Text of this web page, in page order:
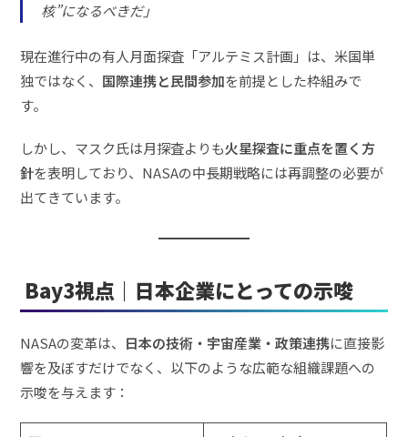
核”になるべきだ」
現在進行中の有人月面探査「アルテミス計画」は、米国単
独ではなく、 国際連携と民間参加を前提とした枠組みで
す。
しかし、マスク氏は月探査よりも火星探査に重点を置く方
針を表明しており、NASAの中長期戦略には再調整の必要が
出てきています。
Bay3視点｜日本企業にとっての示唆
NASAの変革は、 日本の技術・宇宙産業・政策連携に直接影
響を及ぼすだけでなく、以下のような広範な組織課題への
示唆を与えます：